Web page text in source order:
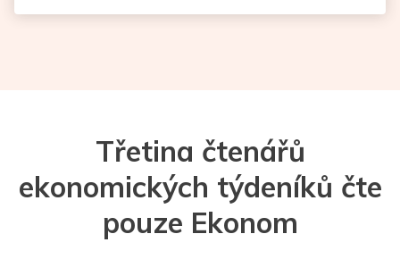
Třetina čtenářů
ekonomických týdeníků čte
pouze Ekonom